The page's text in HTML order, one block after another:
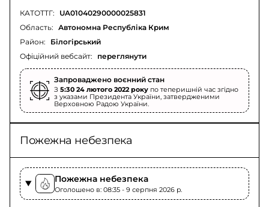
КАТОТТГ: UA01040290000025831
Офіційний вебсайт: переглянути
Область: Автономна Республіка Крим
Район:
Білогірський
Запроваджено воєнний стан
З 5:30 24 лютого 2022 року по теперишній час згідно
з указами Президента України, затвердженими
Верховною Радою України.
Пожежна небезпека
Пожежна небезпека
Оголошено в: 08:35 - 9 серпня 2026 p.